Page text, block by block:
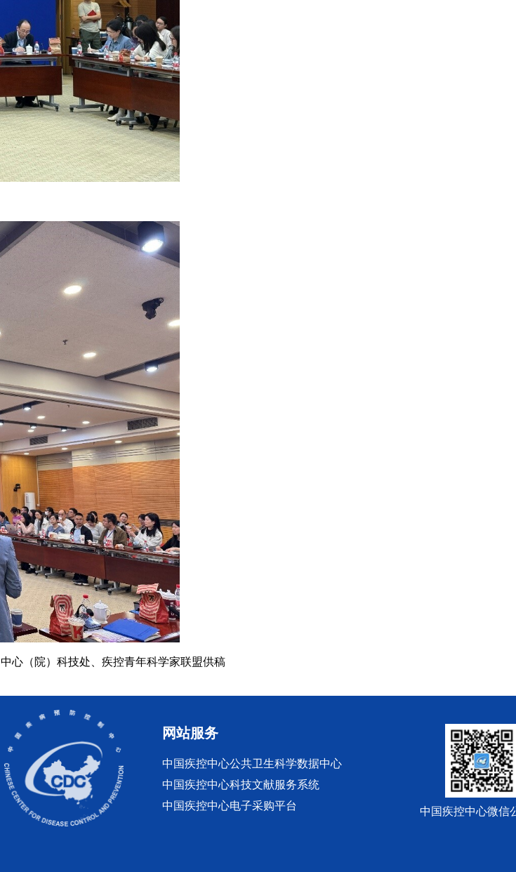
心（院）科技处、疾控青年科学家联盟供稿
网站服务
中国疾控中心公共卫生科学数据中心
中国疾控中心科技文献服务系统
中国疾控中心电子采购平台
中国疾控中心微信